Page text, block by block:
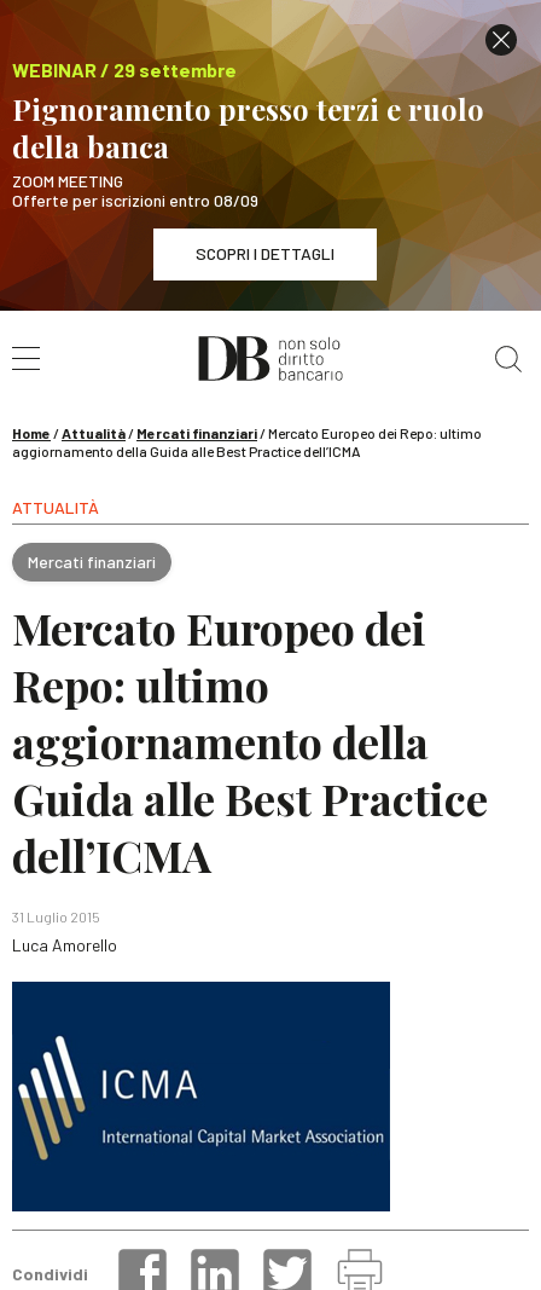
WEBINAR / 29 settembre
Pignoramento presso terzi e ruolo
della banca
ZOOM MEETING
Offerte per iscrizioni entro 08/09
SCOPRI I DETTAGLI
WEBINAR / 29 settembre
Pignoramento presso terzi e ruolo della banca
Home /Attualità/ Mercati finanziari/Mercato Europeo dei Repo: ultimo
aggiornamento della Guida alle Best Practice dell’ICMA
ATTUALITÀ
Mercati finanziari
Mercato Europeo dei
Repo: ultimo
aggiornamento della
Guida alle Best Practice
dell’ICMA
31 Luglio 2015
Luca Amorello
Condividi